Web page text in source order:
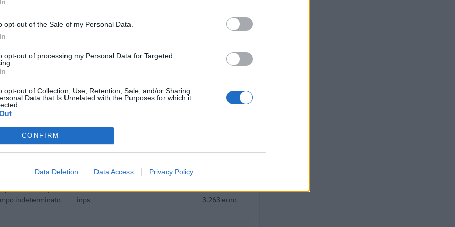
opt-out of the Sale of my Personal Data.
opt-out of processing my Personal Data for Targeted
opt-out of Collection, Use, Retention, Sale, and/or Sharing
Data that Is Unrelated with the Purposes for which it
CONFIRM
Data Deletion Data Access Privacy Policy
previdenziali per
indeterminato
per
comma 10-15 L.
ai sensi della
171 final) SA
a seguito
di COVID-19
previdenziali per
indeterminato
inps 3.263 euro